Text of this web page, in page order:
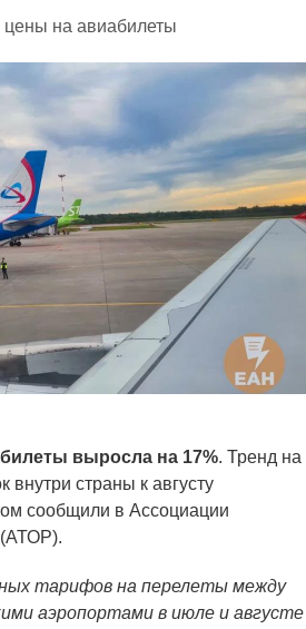
цены на авиабилеты
выросла на 17%. Тренд на
внутри страны к августу
сообщили в Ассоциации
(АТОР).
тарифов на перелеты между
аэропортами в июле и августе